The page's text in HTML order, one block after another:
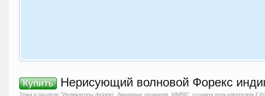
Купить Нерисующий волновой Форекс
Тема в разделе "Индикаторы форекс, бинарных опционов, ММВБ", создана пользователем